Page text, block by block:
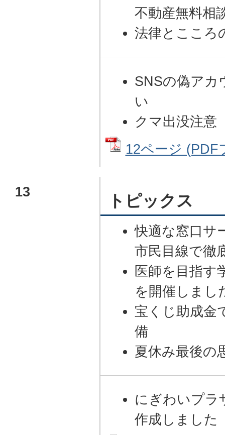
不動産無料相
法律とこころ
SNSの偽アカ
い
クマ出没注意
12ページ (PDF
13 トピックス
快適な窓口サ
市民目線で徹
医師を目指す
を開催しまし
宝くじ助成金
備
夏休み最後の
にぎわいプラ
作成しました